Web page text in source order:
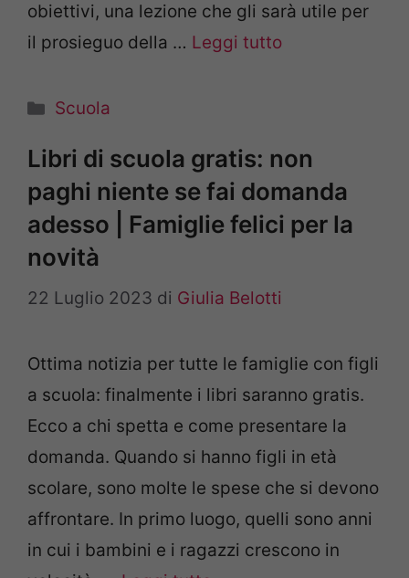
obiettivi, una lezione che gli sarà utile per
il prosieguo della … Leggi tutto
Categorie
Scuola
Libri di scuola gratis: non
paghi niente se fai domanda
adesso | Famiglie felici per la
novità
22 Luglio 2023 di Giulia Belotti
Ottima notizia per tutte le famiglie con figli
a scuola: finalmente i libri saranno gratis.
Ecco a chi spetta e come presentare la
domanda. Quando si hanno figli in età
scolare, sono molte le spese che si devono
affrontare. In primo luogo, quelli sono anni
in cui i bambini e i ragazzi crescono in